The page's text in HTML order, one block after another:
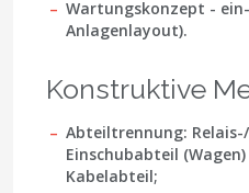
Wartungskonzept -
Anlagenlayout).
Konstruktive
Abteiltrennung:
Einschubabteil
Kabelabteil;